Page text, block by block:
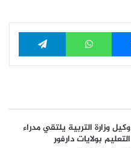
ماسنجر واتساب
وكيل وزارة التربية يلتقي مدراء
التعليم بولايات دارفور